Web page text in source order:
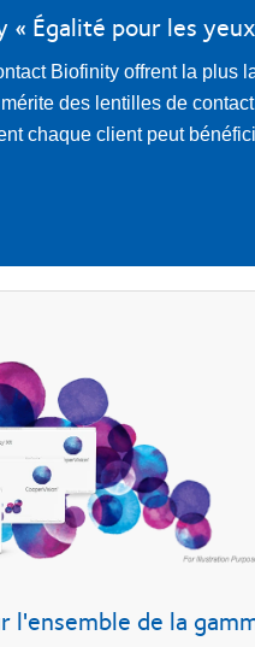
Égalité pour les
Biofinity offrent la plus
des lentilles de
chaque client peut
l'ensemble de la